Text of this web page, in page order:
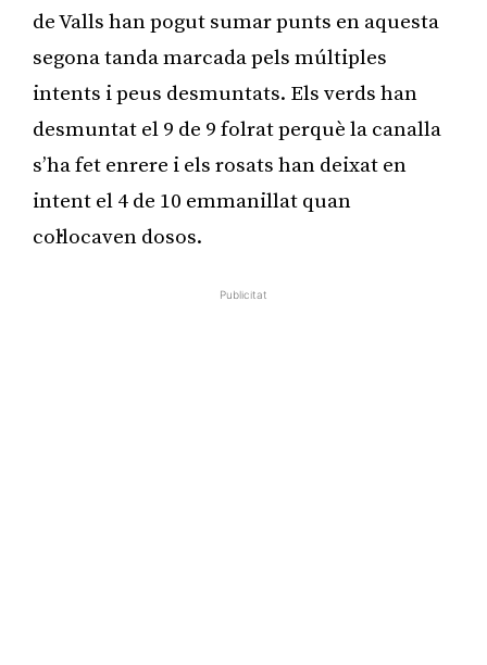
de Valls han pogut sumar punts en aquesta
segona tanda marcada pels múltiples
intents i peus desmuntats. Els verds han
desmuntat el 9 de 9 folrat perquè la canalla
s’ha fet enrere i els rosats han deixat en
intent el 4 de 10 emmanillat quan
col·locaven dosos.
Publicitat